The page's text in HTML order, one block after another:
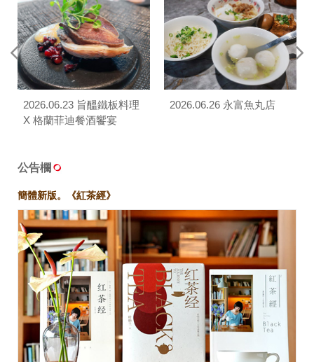
2026.06.23 旨醞鐵板料理
X 格蘭菲迪餐酒饗宴
2026.06.26 永富魚丸店
公告欄
簡體新版。《紅茶經》